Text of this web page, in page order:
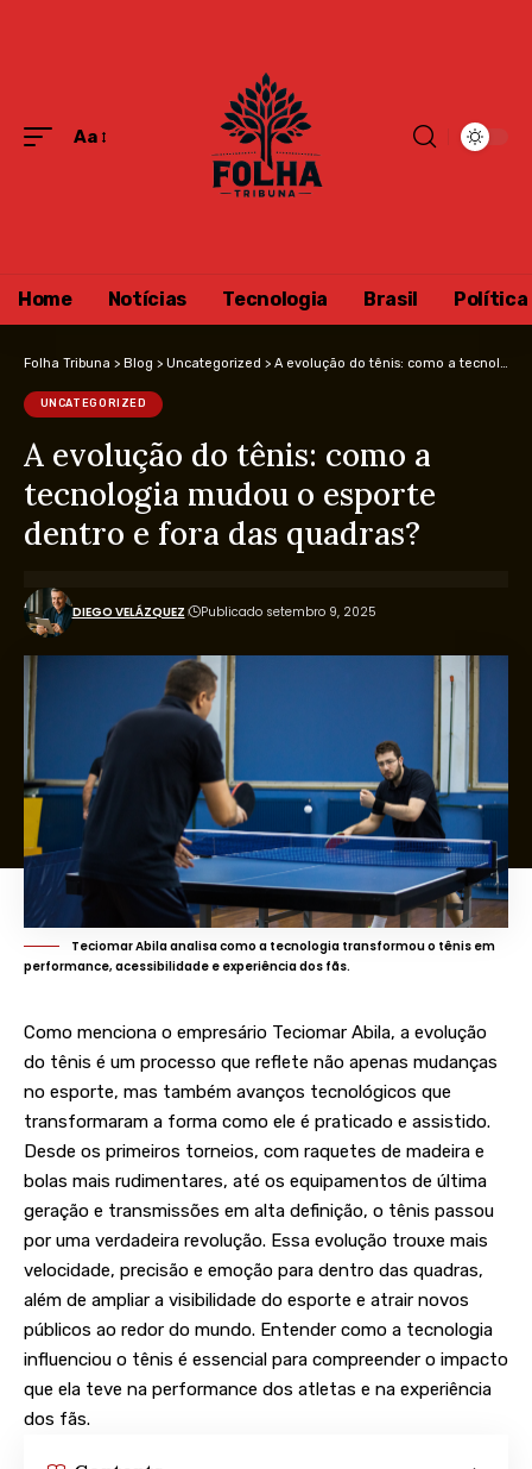
Aa
Home Notícias Tecnologia Brasil Política
Folha Tribuna > Blog > Uncategorized > A evolução do tênis: como a tecnologia mudou o esporte dentro e fora das quadras?
UNCATEGORIZED
A evolução do tênis: como a
tecnologia mudou o esporte
dentro e fora das quadras?
DIEGO VELÁZQUEZ Publicado setembro 9, 2025
Teciomar Abila analisa como a tecnologia transformou o tênis em
performance, acessibilidade e experiência dos fãs.
Como menciona o empresário Teciomar Abila, a evolução
do tênis é um processo que reflete não apenas mudanças
no esporte, mas também avanços tecnológicos que
transformaram a forma como ele é praticado e assistido.
Desde os primeiros torneios, com raquetes de madeira e
bolas mais rudimentares, até os equipamentos de última
geração e transmissões em alta definição, o tênis passou
por uma verdadeira revolução. Essa evolução trouxe mais
velocidade, precisão e emoção para dentro das quadras,
além de ampliar a visibilidade do esporte e atrair novos
públicos ao redor do mundo. Entender como a tecnologia
influenciou o tênis é essencial para compreender o impacto
que ela teve na performance dos atletas e na experiência
dos fãs.